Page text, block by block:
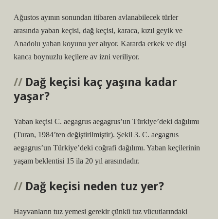
Ağustos ayının sonundan itibaren avlanabilecek türler
arasında yaban keçisi, dağ keçisi, karaca, kızıl geyik ve
Anadolu yaban koyunu yer alıyor. Kararda erkek ve dişi
kanca boynuzlu keçilere av izni veriliyor.
Dağ keçisi kaç yaşına kadar
yaşar?
Yaban keçisi C. aegagrus aegagrus’un Türkiye’deki dağılımı
(Turan, 1984’ten değiştirilmiştir). Şekil 3. C. aegagrus
aegagrus’un Türkiye’deki coğrafi dağılımı. Yaban keçilerinin
yaşam beklentisi 15 ila 20 yıl arasındadır.
Dağ keçisi neden tuz yer?
Hayvanların tuz yemesi gerekir çünkü tuz vücutlarındaki